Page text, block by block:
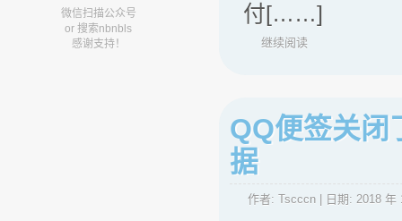
微信扫描公众号
or 搜索nbnbls
感谢支持！
付[……]
继续阅读
QQ便签关闭
据
作者: Tscccn | 日期: 2018 年